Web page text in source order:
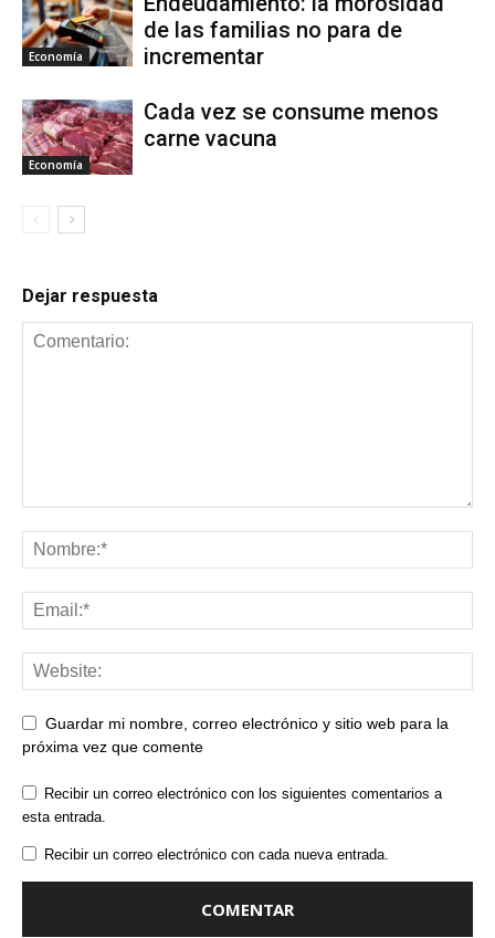
Economía
de las familias no para de
incrementar
Economía
Cada vez se consume menos
carne vacuna
Dejar respuesta
Guardar mi nombre, correo electrónico y sitio web para la
próxima vez que comente
Recibir un correo electrónico con los siguientes comentarios a
esta entrada.
Recibir un correo electrónico con cada nueva entrada.